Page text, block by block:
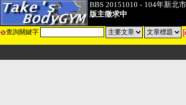
BBS 20151010 - 104年新北
版主徵求中
查詢關鍵字